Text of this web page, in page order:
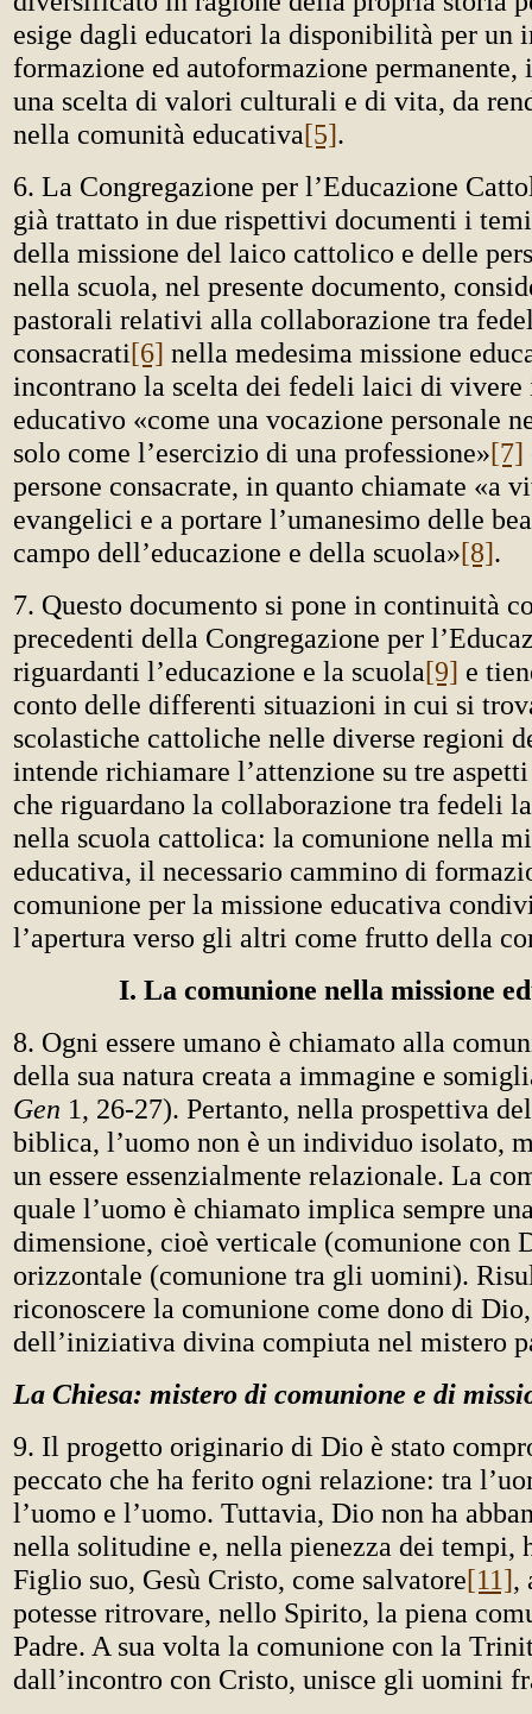
esige dagli educatori la disponibilità per un
formazione ed autoformazione permanente,
una scelta di valori culturali e di vita, da
nella comunità educativa[5].
6. La Congregazione per l’Educazione
già trattato in due rispettivi documenti i
della missione del laico cattolico e delle
nella scuola, nel presente documento,
pastorali relativi alla collaborazione tra
consacrati[6] nella medesima missione
incontrano la scelta dei fedeli laici di
educativo «come una vocazione personale
solo come l’esercizio di una professione»[7]
persone consacrate, in quanto chiamate «a
evangelici e a portare l’umanesimo delle
campo dell’educazione e della scuola»[8].
7. Questo documento si pone in continuità
precedenti della Congregazione per
riguardanti l’educazione e la scuola[9] e
conto delle differenti situazioni in cui si
scolastiche cattoliche nelle diverse regioni
intende richiamare l’attenzione su tre
che riguardano la collaborazione tra fedeli
nella scuola cattolica: la comunione nella
educativa, il necessario cammino di
comunione per la missione educativa
l’apertura verso gli altri come frutto della
I. La comunione nella missione
8. Ogni essere umano è chiamato alla
della sua natura creata a immagine e
Gen 1, 26-27). Pertanto, nella prospettiva
biblica, l’uomo non è un individuo isolato,
un essere essenzialmente relazionale. La
quale l’uomo è chiamato implica sempre
dimensione, cioè verticale (comunione con
orizzontale (comunione tra gli uomini).
riconoscere la comunione come dono di
dell’iniziativa divina compiuta nel mistero
La Chiesa: mistero di comunione e di
9. Il progetto originario di Dio è stato
peccato che ha ferito ogni relazione: tra
l’uomo e l’uomo. Tuttavia, Dio non ha
nella solitudine e, nella pienezza dei tempi,
Figlio suo, Gesù Cristo, come salvatore[11],
potesse ritrovare, nello Spirito, la piena
Padre. A sua volta la comunione con la
dall’incontro con Cristo, unisce gli uomini